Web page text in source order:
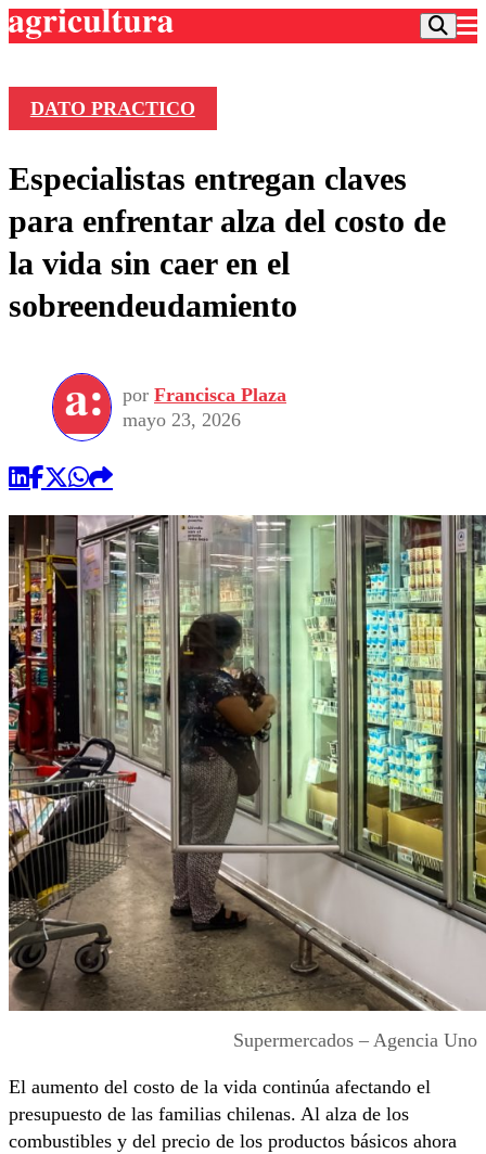
Frecuencias
Agricultura TV
Deportes
Colo Colo
Motor
Torneo Internacional
Torneo Nacional
Entretención
Noticias
Internacional
Nacional
Vida Social
Programas
Comercial
DATO PRACTICO
Especialistas entregan claves
para enfrentar alza del costo de
la vida sin caer en el
sobreendeudamiento
por Francisca Plaza
mayo 23, 2026
Supermercados – Agencia Uno
El aumento del costo de la vida continúa afectando el
presupuesto de las familias chilenas. Al alza de los
combustibles y del precio de los productos básicos ahora